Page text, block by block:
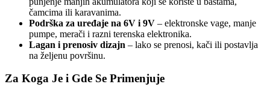
čamcima ili karavanima.
Podrška za uređaje na 6V i 9V – elektronske vage, manje
pumpe, merači i razni terenska elektronika.
Lagan i prenosiv dizajn – lako se prenosi, kači ili postavlja
na željenu površinu.
Za Koga Je i Gde Se Primenjuje